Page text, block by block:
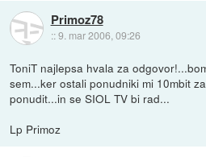
Primoz78
::9. mar 2006, 09:26
ToniT najlepsa hvala za
sem...ker ostali ponudniki mi 10mbit
ponudit...in se SIOL TV bi rad...
Lp Primoz